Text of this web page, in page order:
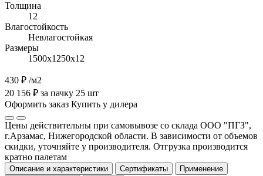
Толщина
12
Влагостойкость
Невлагостойкая
Размеры
1500х1250х12
430 ₽ /м2
20 156 ₽ за пачку 25 шт
Оформить заказ Купить у дилера
Цены действительны при самовывозе со склада ООО "ПГЗ",
г.Арзамас, Нижегородской области. В зависимости от объемов
скидки, уточняйте у производителя. Отгрузка производится
кратно палетам
Описание и характеристики Сертификаты
Применение